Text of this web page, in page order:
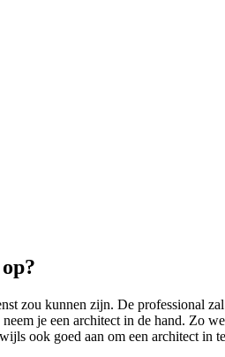
zou kunnen zijn. De professional
je een architect in de hand. Zo
ook goed aan om een architect in